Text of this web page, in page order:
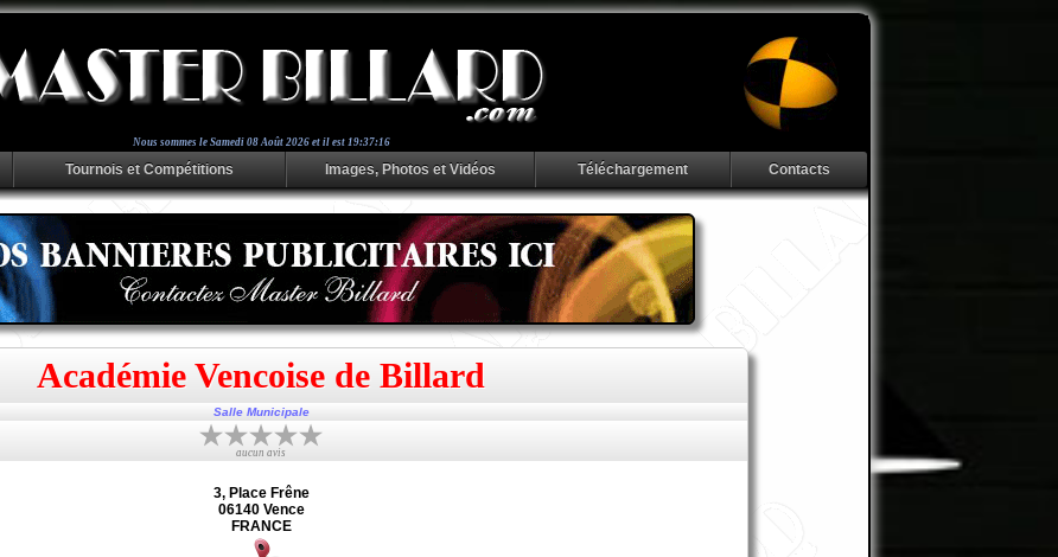
Nous sommes le Samedi 08 Août 2026 et il est 19:37:16
Tournois et Compétitions Images, Photos et Vidéos Téléchargement Contacts
Académie Vencoise de Billard
Salle Municipale
aucun avis
3, Place Frêne
06140 Vence
FRANCE